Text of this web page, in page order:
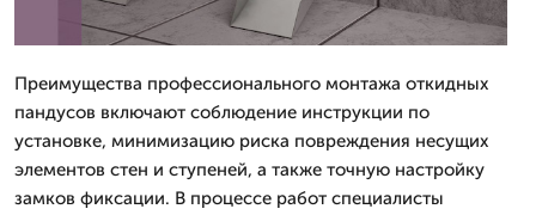
Преимущества профессионального монтажа откидных
пандусов включают соблюдение инструкции по
установке, минимизацию риска повреждения несущих
элементов стен и ступеней, а также точную настройку
замков фиксации. В процессе работ специалисты